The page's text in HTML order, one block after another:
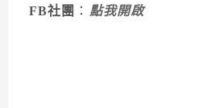
FB社團 ： 點我開啟